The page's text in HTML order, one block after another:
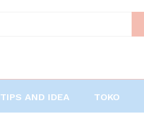
TIPS AND IDEA TOKO